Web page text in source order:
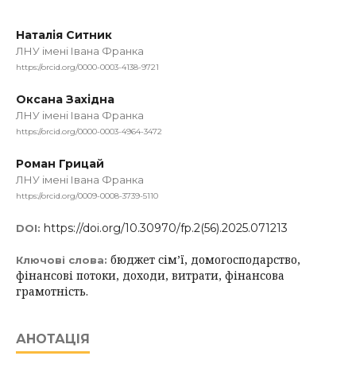
Наталія Ситник
ЛНУ імені Івана Франка
https://orcid.org/0000-0003-4138-9721
Оксана Західна
ЛНУ імені Івана Франка
https://orcid.org/0000-0003-4964-3472
Роман Грицай
ЛНУ імені Івана Франка
https://orcid.org/0009-0008-3739-5110
DOI: https://doi.org/10.30970/fp.2(56).2025.071213
Ключові слова: бюджет сім’ї, домогосподарство,
фінансові потоки, доходи, витрати, фінансова
грамотність.
АНОТАЦІЯ